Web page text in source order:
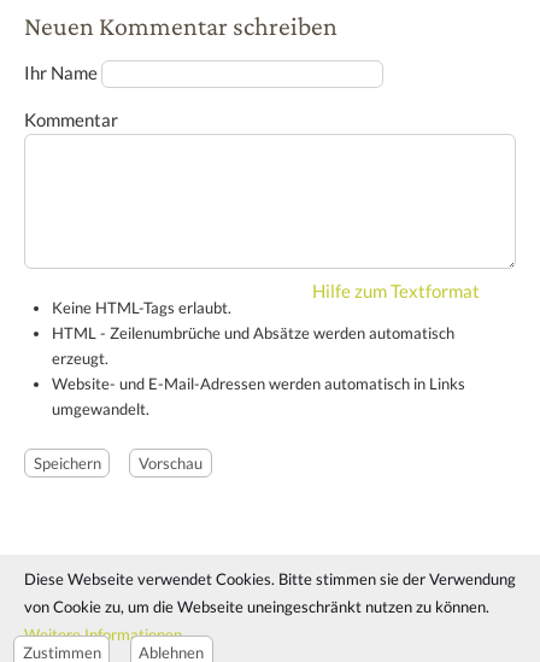
Neuen Kommentar schreiben
Ihr Name
Kommentar
Hilfe zum Textformat
Keine HTML-Tags erlaubt.
HTML - Zeilenumbrüche und Absätze werden automatisch
erzeugt.
Website- und E-Mail-Adressen werden automatisch in Links
umgewandelt.
© 2024 - Manuela Pirringer
Impressum
Datenschutz
Diese Webseite verwendet Cookies. Bitte stimmen sie der Verwendung
von Cookie zu, um die Webseite uneingeschränkt nutzen zu können.
Weitere Informationen
Zustimmen
Ablehnen